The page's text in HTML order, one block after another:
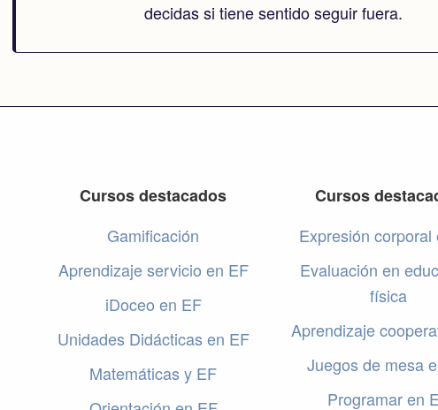
decidas si tiene sentido seguir fuera.
Cursos destacados
Gamificación
Aprendizaje servicio en EF
iDoceo en EF
Unidades Didácticas en EF
Matemáticas y EF
Cursos
Expresión corporal
Evaluación en
física
Aprendizaje
Juegos de mesa
Programar en